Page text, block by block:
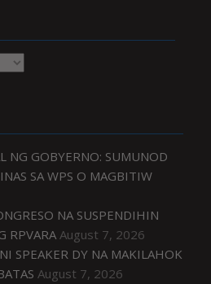
NG GOBYERNO: SUMUNOD
SA WPS O MAGBITIW
NA SUSPENDIHIN
RPVARA August 7, 2026
SPEAKER DY NA MAKILAHOK
August 7, 2026